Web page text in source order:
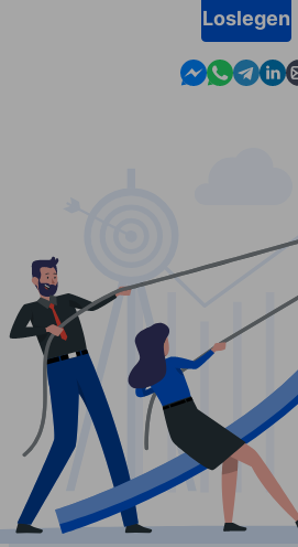
Loslegen
Contact us in
Contact us
Contact